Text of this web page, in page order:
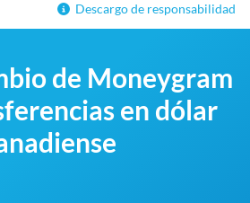
Descargo de responsabilidad
de Moneygram
en dólar